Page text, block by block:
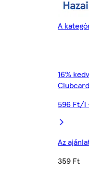
A
16%
596 Ft/l
Az
359 Ft